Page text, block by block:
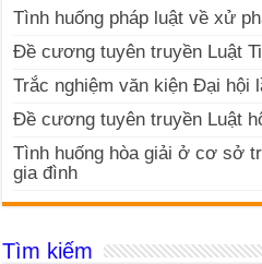
Tình huống pháp luật về xử
Đề cương tuyên truyền Luật
Trắc nghiệm văn kiện Đại hội
Đề cương tuyên truyền Luật
Tình huống hòa giải ở cơ sở
gia đình
Tìm kiếm